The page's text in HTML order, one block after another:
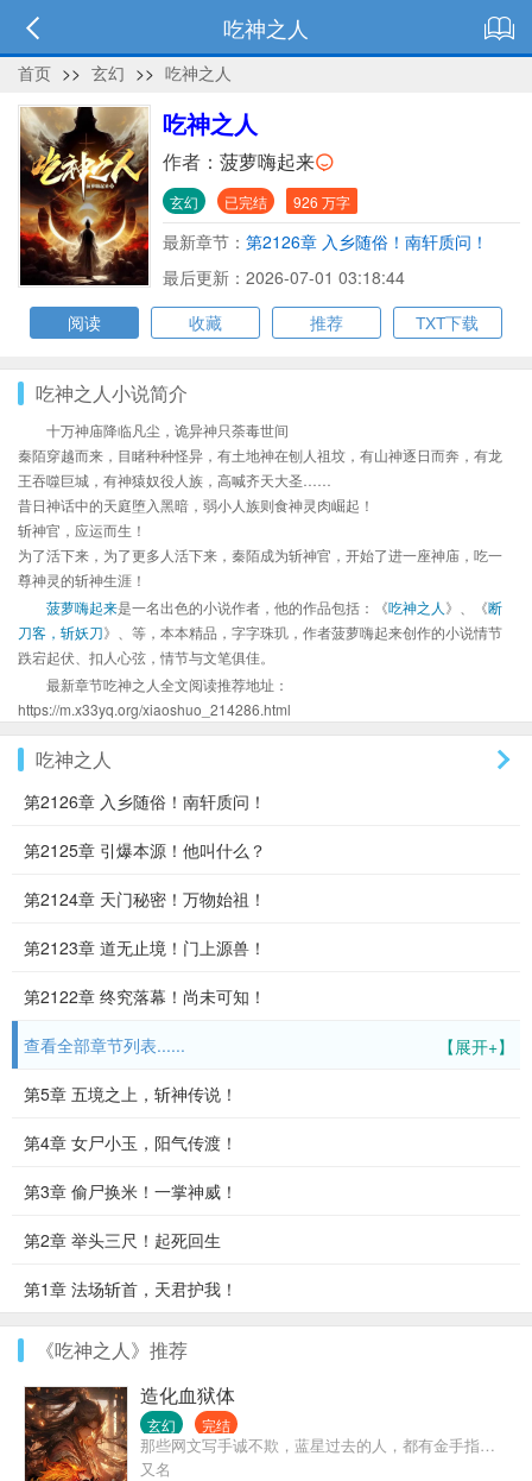
吃神之人
首页 >> 玄幻 >> 吃神之人
吃神之人
作者： 菠萝嗨起来
玄幻 已完结 926 万字
最新章节： 第2126章 入乡随俗！南轩质问！
最后更新：2026-07-01 03:18:44
阅读
收藏 推荐 TXT下载
吃神之人小说简介
十万神庙降临凡尘，诡异神只荼毒世间
秦陌穿越而来，目睹种种怪异，有土地神在刨人祖坟，有山神逐日而奔，有龙
王吞噬巨城，有神猿奴役人族，高喊齐天大圣……
昔日神话中的天庭堕入黑暗，弱小人族则食神灵肉崛起！
斩神官，应运而生！
为了活下来，为了更多人活下来，秦陌成为斩神官，开始了进一座神庙，吃一
尊神灵的斩神生涯！
菠萝嗨起来是一名出色的小说作者，他的作品包括：《吃神之人 》、《断
刀客，斩妖刀》、等，本本精品，字字珠玑，作者菠萝嗨起来创作的小说情节
跌宕起伏、扣人心弦，情节与文笔俱佳。
最新章节吃神之人全文阅读推荐地址：
https://m.x33yq.org/xiaoshuo_214286.html
吃神之人
第2126章 入乡随俗！南轩质问！
第2125章 引爆本源！他叫什么？
第2124章 天门秘密！万物始祖！
第2123章 道无止境！门上源兽！
第2122章 终究落幕！尚未可知！
【展开+】
查看全部章节列表......
第5章 五境之上，斩神传说！
第4章 女尸小玉，阳气传渡！
第3章 偷尸换米！一掌神威！
第2章 举头三尺！起死回生
第1章 法场斩首，天君护我！
《吃神之人》推荐
造化血狱体
玄幻 完结
那些网文写手诚不欺，蓝星过去的人，都有金手指…
又名